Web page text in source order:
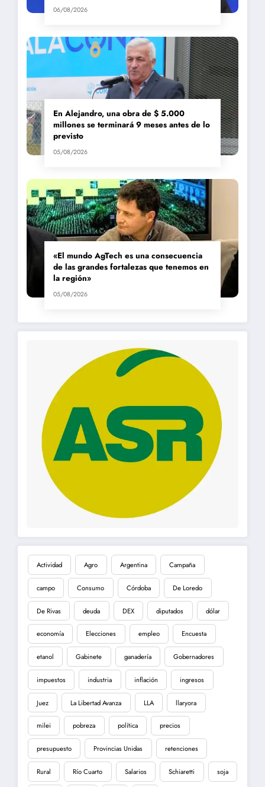
06/08/2026
En Alejandro, una obra de $ 5.000
millones se terminará 9 meses antes de lo
previsto
05/08/2026
«El mundo AgTech es una consecuencia
de las grandes fortalezas que tenemos en
la región»
05/08/2026
Actividad Agro Argentina Campaña
campo Consumo Córdoba De Loredo
De Rivas deuda DEX diputados dólar
economía Elecciones empleo Encuesta
etanol Gabinete ganadería Gobernadores
impuestos industria inflación ingresos
Juez La Libertad Avanza LLA llaryora
milei pobreza política precios
presupuesto Provincias Unidas retenciones
Rural Río Cuarto Salarios Schiaretti soja